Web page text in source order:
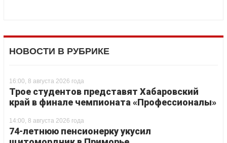
НОВОСТИ В РУБРИКЕ
16:00, 8 августа 2026 года
Трое студентов представят Хабаровский
край в финале чемпионата «Профессионалы»
14:00, 8 августа 2026 года
74-летнюю пенсионерку укусил